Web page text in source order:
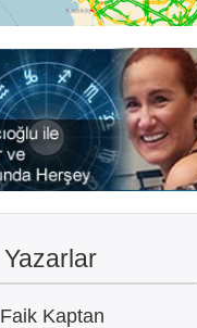
Yazarlar
Faik Kaptan